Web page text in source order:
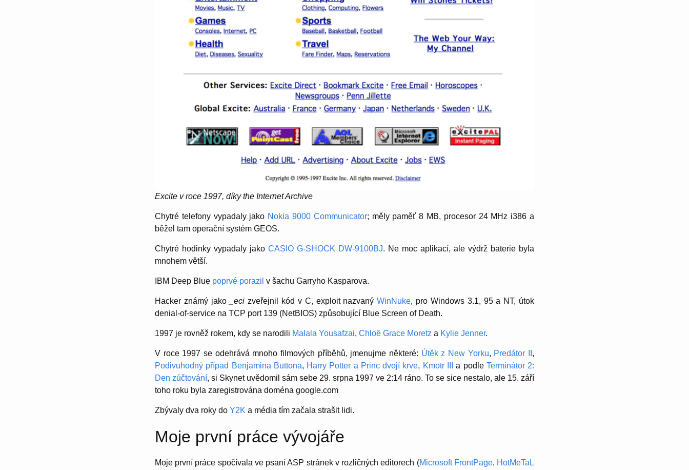
Excite v roce 1997, díky the Internet Archive
Chytré telefony vypadaly jako Nokia 9000 Communicator; měly paměť 8 MB, procesor 24 MHz i386 a
běžel tam operační systém GEOS.
Chytré hodinky vypadaly jako CASIO G-SHOCK DW-9100BJ. Ne moc aplikací, ale výdrž baterie byla
mnohem větší.
IBM Deep Blue poprvé porazil v šachu Garryho Kasparova.
Hacker známý jako _eci zveřejnil kód v C, exploit nazvanýWinNuke, pro Windows 3.1, 95 a NT, útok
denial-of-service na TCP port 139 (NetBIOS) způsobující Blue Screen of Death.
1997 je rovněž rokem, kdy se narodili Malala Yousafzai, Chloë Grace Moretz a Kylie Jenner.
V roce 1997 se odehrává mnoho filmových příběhů, jmenujme některé: Útěk z New Yorku, Predátor II ,
Podivuhodný případ Benjamina Buttona, Harry Potter a Princ dvojí krve, Kmotr III a podle Terminátor 2:
Den zúčtování, si Skynet uvědomil sám sebe 29. srpna 1997 ve 2:14 ráno. To se sice nestalo, ale 15. září
toho roku byla zaregistrována doména google.com
Zbývaly dva roky do Y2K a média tím začala strašit lidi.
Moje první práce vývojáře
Moje první práce spočívala ve psaní ASP stránek v rozličných editorech (Microsoft FrontPage, HotMeTaL